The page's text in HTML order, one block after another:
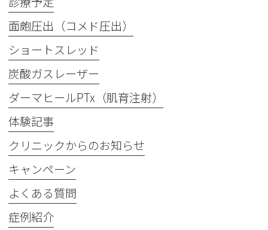
面皰圧出（コメド圧出）
ショートスレッド
炭酸ガスレーザー
ダーマヒールPTx（肌育注射）
体験記事
クリニックからのお知らせ
キャンペーン
よくある質問
症例紹介